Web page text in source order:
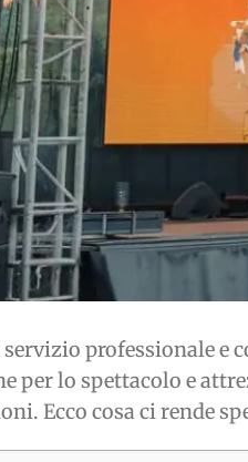
servizio professionale e
per lo spettacolo e
Ecco cosa ci rende